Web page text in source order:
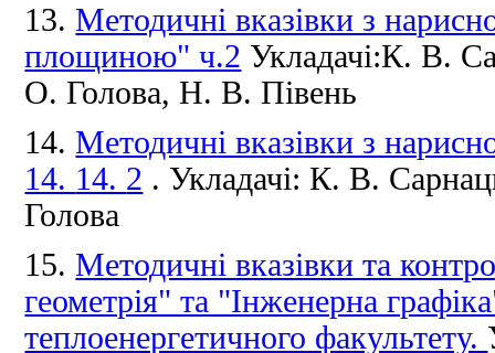
13.Методичні вказівки з
площиною" ч.2 Укладачі:К.В.
О.Голова, Н.В.Півень
14.Методичні вказівки з
14. 14. 2 . Укладачі: К.В.
Голова
15.Методичні вказівки та
геометрія" та "Інженерна
теплоенергетичного факультету.